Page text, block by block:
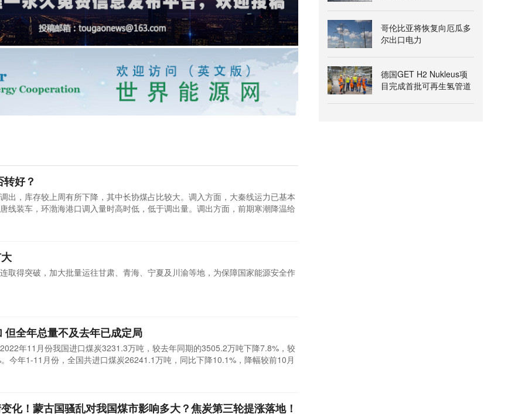
好？
出，库存较上周有所下降，其中长协煤占比较大。调入方面，大秦线运力已基本
线装车，环渤海港口调入量时高时低，低于调出量。调出方面，前期寒潮降温给
取得突破，加大批量运往甘肃、青海、宁夏及川渝等地，为保障国家能源安全作
全年总量不及去年已成定局
年11月份我国进口煤炭3231.3万吨，较去年同期的3505.2万吨下降7.8%，较
今年1-11月份，全国共进口煤炭26241.1万吨，同比下降10.1%，降幅较前10月
化！蒙古国骚乱对我国煤市影响多大？焦炭第三轮提涨落地！
哥伦比亚将恢复向厄瓜多
尔出口电力
德国GET H2 Nukleus项
目完成首批可再生氢管道